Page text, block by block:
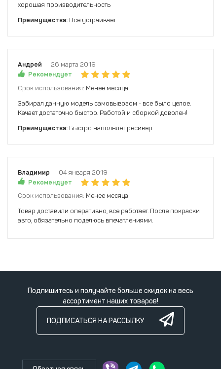
хорошая производительность
Преимущества: Все устраивает
Андрей
26 марта 2019
Рекомендует
Срок использования: Менее месяца
Забирал данную модель самовывозом - все было целое.
Качает достаточно быстро. Работой и сборкой доволен!
Преимущества: Быстро наполняет ресивер.
Владимир
04 января 2019
Рекомендует
Срок использования: Менее месяца
Товар доставили оперативно, все работает. После покраски
авто, обязательно поделюсь впечатлениями.
Подпишитесь и получайте больше скидок на весь
ассортимент наших товаров!
ПОДПИСАТЬСЯ НА РАССЫЛКУ